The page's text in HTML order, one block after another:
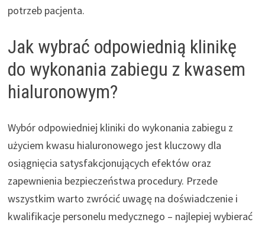
potrzeb pacjenta.
Jak wybrać odpowiednią klinikę
do wykonania zabiegu z kwasem
hialuronowym?
Wybór odpowiedniej kliniki do wykonania zabiegu z
użyciem kwasu hialuronowego jest kluczowy dla
osiągnięcia satysfakcjonujących efektów oraz
zapewnienia bezpieczeństwa procedury. Przede
wszystkim warto zwrócić uwagę na doświadczenie i
kwalifikacje personelu medycznego – najlepiej wybierać